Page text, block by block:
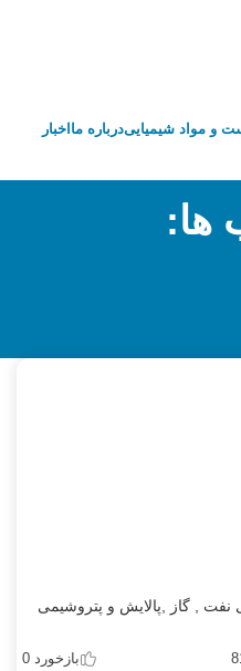
و مواد شیمیاییدرباره ما اخبار
021-ها:
نفت , گاز ,پالایش و پتروشیمی
بازخورد 0